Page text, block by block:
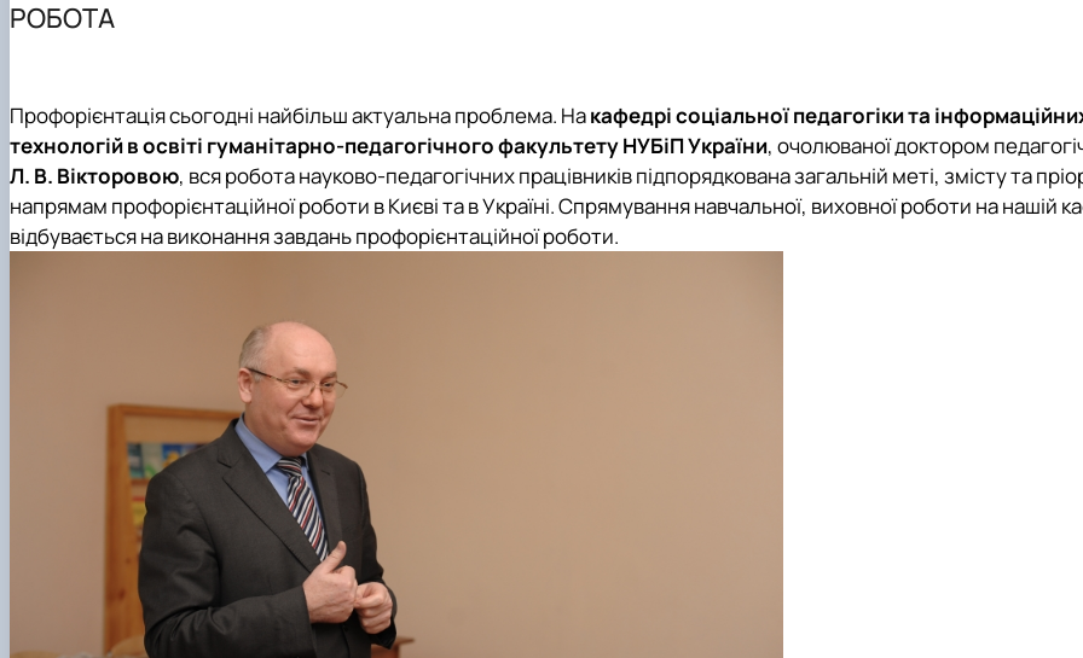
Як стати студентом?
Підготовчі курси до НМТ
Підготовчі курси до ЄВІ
Правила прийому 2026
Контактні дані
РОБОТА
Профорієнтація сьогодні найбільш актуальна проблема. Накафедрі соціальної педагогіки та
технологій в освіті гуманітарно-педагогічного факультету НУБіП України, очолюваної доктором
Л. В. Вікторовою, вся робота науково-педагогічних працівників підпорядкована загальній меті, змісту та
напрямам профорієнтаційної роботи в Києві та в Україні. Спрямування навчальної, виховної роботи на нашій
відбувається на виконання завдань профорієнтаційної роботи.